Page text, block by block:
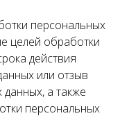
персональных
целей обработки
действия
или отзыв
а также
персональных